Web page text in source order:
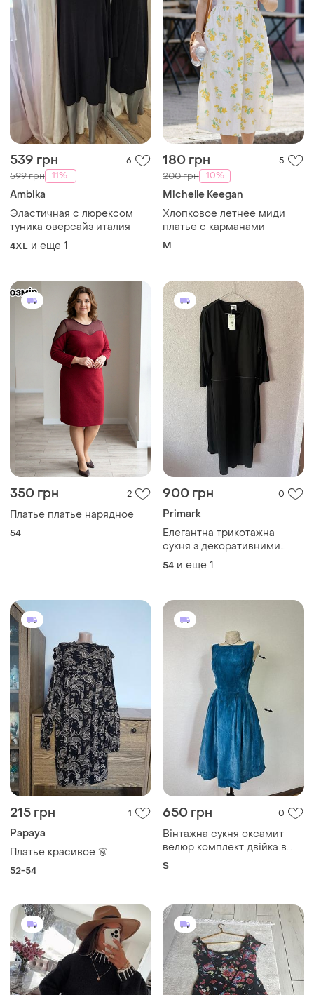
539 грн 6
599 грн -11%
Ambika
Эластичная с люрексом
туника оверсайз италия
4XL и еще 1
180 грн 5
200 грн -10%
Michelle Keegan
Хлопковое летнее миди
платье с карманами
M
350 грн 2
Платье платье нарядное
54
900 грн 0
Primark
Елегантна трикотажна
сукня з декоративними
блискавками
54 и еще 1
215 грн 1
Papaya
Платье красивое 👗
52-54
650 грн 0
Вінтажна сукня оксамит
велюр комплект двійка в
стилі 50-х пінап
S